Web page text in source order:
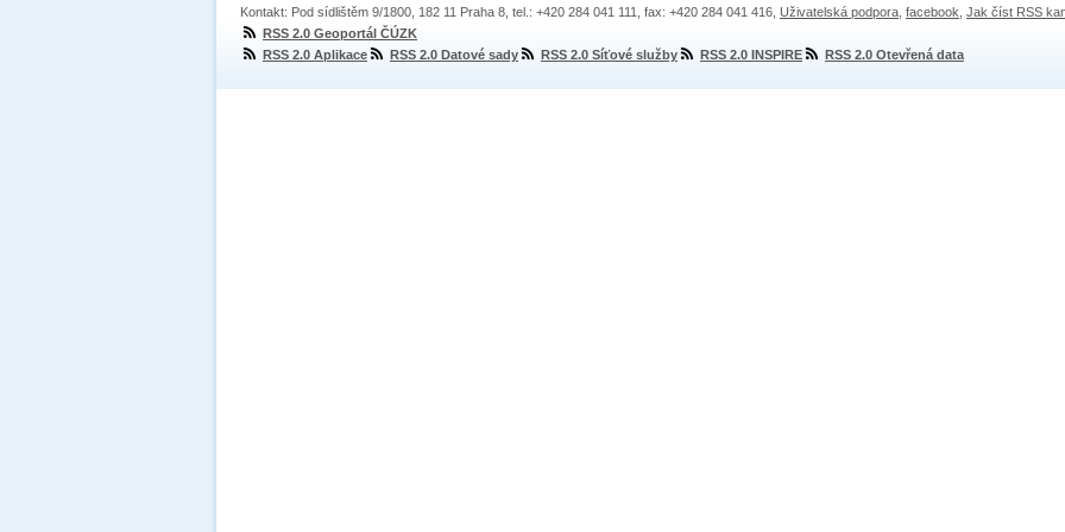
Kontakt: Pod sídlištěm 9/1800, 182 11 Praha 8, tel.: +420 284 041 111, fax: +420 284 041 416, Uživatelská podpora facebook Jak číst RSS
RSS 2.0 Geoportál ČÚZK
RSS 2.0 Aplikace
RSS 2.0 Datové sady RSS 2.0 Síťové služby RSS 2.0 INSPIRE RSS 2.0 Otevřená data